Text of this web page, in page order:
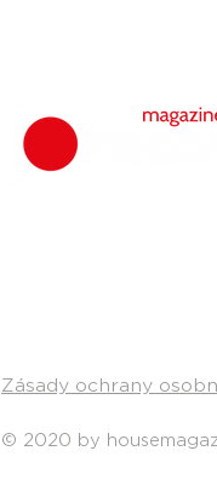
Zásady ochrany
© 2020 by